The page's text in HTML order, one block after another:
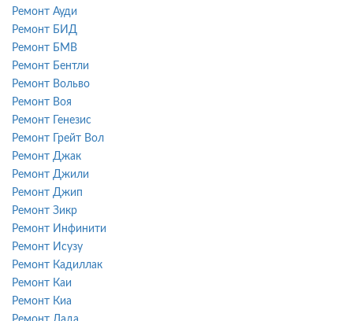
Ремонт Ауди
Ремонт БИД
Ремонт БМВ
Ремонт Бентли
Ремонт Вольво
Ремонт Воя
Ремонт Генезис
Ремонт Грейт Вол
Ремонт Джак
Ремонт Джили
Ремонт Джип
Ремонт Зикр
Ремонт Инфинити
Ремонт Исузу
Ремонт Кадиллак
Ремонт Каи
Ремонт Киа